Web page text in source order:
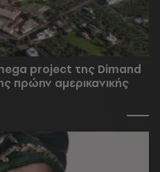
project της Dimand
πρώην αμερικανικής